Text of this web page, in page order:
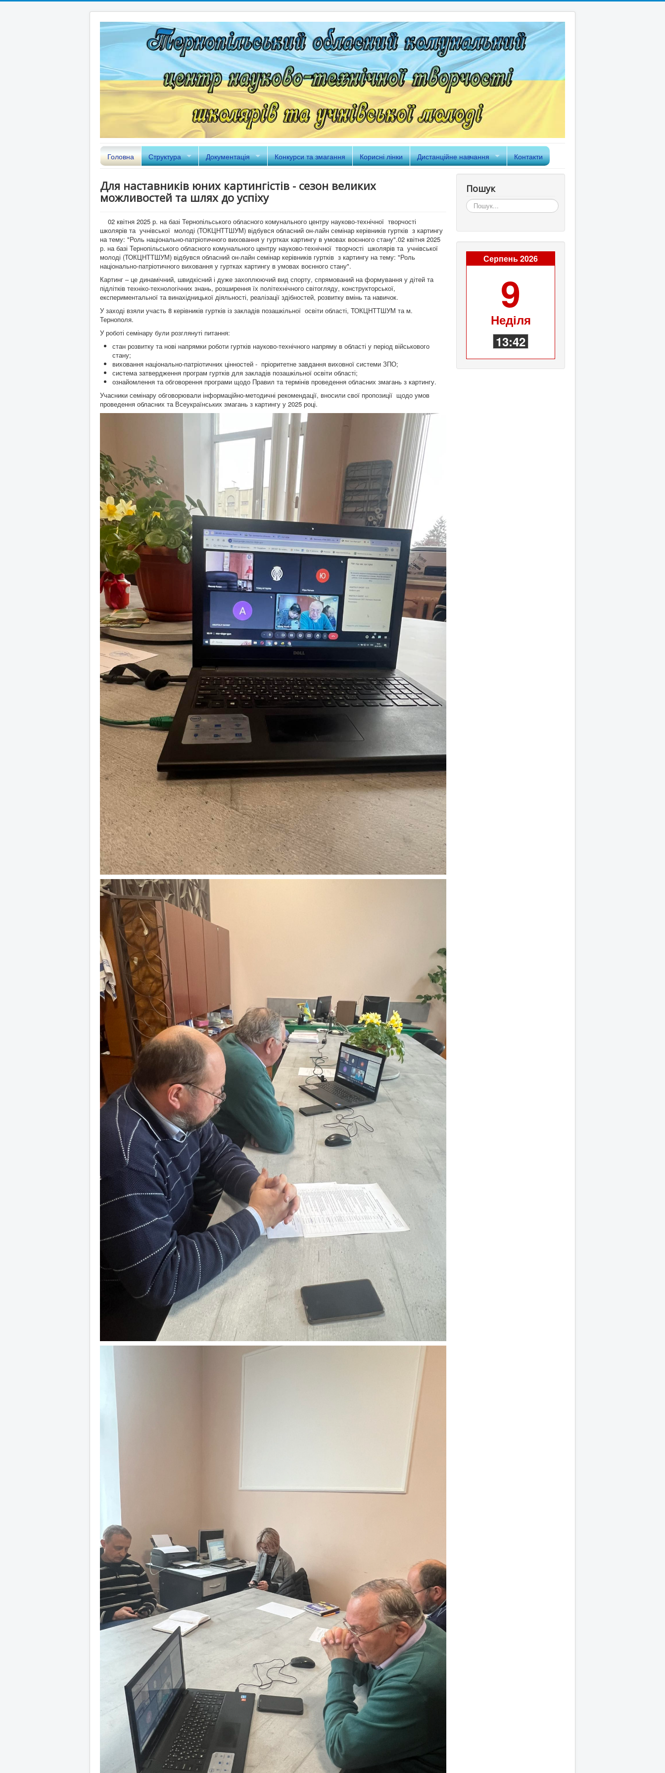
Головна Структура Документація Конкурси та змагання Корисні лінки Дистанційне навчання Контакти
Для наставників юних картингістів - сезон великих
можливостей та шлях до успіху
02 квітня 2025 р. на базі Тернопільського обласного комунального центру науково-технічної творчості
школярів та учнівської молоді (ТОКЦНТТШУМ) відбувся обласний он-лайн семінар керівників гуртків з картингу
на тему: "Роль національно-патріотичного виховання у гуртках картингу в умовах воєнного стану".02 квітня 2025
р. на базі Тернопільського обласного комунального центру науково-технічної творчості школярів та учнівської
молоді (ТОКЦНТТШУМ) відбувся обласний он-лайн семінар керівників гуртків з картингу на тему: "Роль
національно-патріотичного виховання у гуртках картингу в умовах воєнного стану".
Картинг – це динамічний, швидкісний і дуже захоплюючий вид спорту, спрямований на формування у дітей та
підлітків техніко-технологічних знань, розширення їх політехнічного світогляду, конструкторської,
експериментальної та винахідницької діяльності, реалізації здібностей, розвитку вмінь та навичок.
У заході взяли участь 8 керівників гуртків із закладів позашкільної освіти області, ТОКЦНТТШУМ та м.
Тернополя.
У роботі семінару були розглянуті питання:
стан розвитку та нові напрямки роботи гуртків науково-технічного напряму в області у період військового
стану;
виховання національно-патріотичних цінностей - пріоритетне завдання виховної системи ЗПО;
система затвердження програм гуртків для закладів позашкільної освіти області;
ознайомлення та обговорення програми щодо Правил та термінів проведення обласних змагань з картингу.
Учасники семінару обговорювали інформаційно-методичні рекомендації, вносили свої пропозиції щодо умов
проведення обласних та Всеукраїнських змагань з картингу у 2025 році.
Пошук
Пошук...
Серпень 2026
9
Неділя
13:42